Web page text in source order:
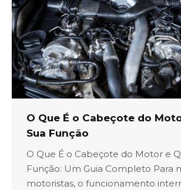
O Que É o Cabeçote do
Sua Função
O Que É o Cabeçote do Motor e
Função: Um Guia Completo Para
motoristas, o funcionamento